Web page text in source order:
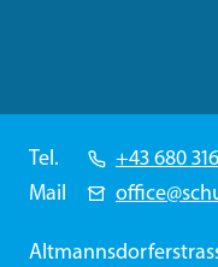
Tel.
+43 680
Mail